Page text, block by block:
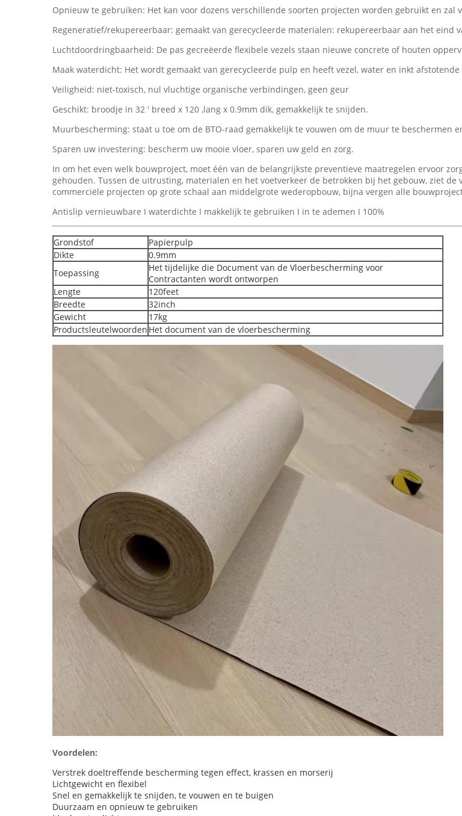
Opnieuw te gebruiken: Het kan voor dozens verschillende soorten projecten worden gebruikt en zal
Regeneratief/rekupereerbaar: gemaakt van gerecycleerde materialen: rekupereerbaar aan het eind
Luchtdoordringbaarheid: De pas gecreëerde flexibele vezels staan nieuwe concrete of houten
Maak waterdicht: Het wordt gemaakt van gerecycleerde pulp en heeft vezel, water en inkt
Veiligheid: niet-toxisch, nul vluchtige organische verbindingen, geen geur
Geschikt: broodje in 32 ' breed x 120 ‚lang x 0.9mm dik, gemakkelijk te snijden.
Muurbescherming: staat u toe om de BTO-raad gemakkelijk te vouwen om de muur te beschermen
Sparen uw investering: bescherm uw mooie vloer, sparen uw geld en zorg.
In om het even welk bouwproject, moet één van de belangrijkste preventieve maatregelen ervoor
gehouden. Tussen de uitrusting, materialen en het voetverkeer de betrokken bij het gebouw, ziet
commerciële projecten op grote schaal aan middelgrote wederopbouw, bijna vergen alle
Antislip vernieuwbare I waterdichte I makkelijk te gebruiken I in te ademen I 100%
Grondstof
Papierpulp
Dikte
0.9mm
Toepassing
Het tijdelijke die Document van de Vloerbescherming voor
Contractanten wordt ontworpen
Lengte
120feet
Breedte
32inch
Gewicht
17kg
Productsleutelwoorden Het document van de vloerbescherming
Voordelen:
Verstrek doeltreffende bescherming tegen effect, krassen en morserij
Lichtgewicht en flexibel
Snel en gemakkelijk te snijden, te vouwen en te buigen
Duurzaam en opnieuw te gebruiken